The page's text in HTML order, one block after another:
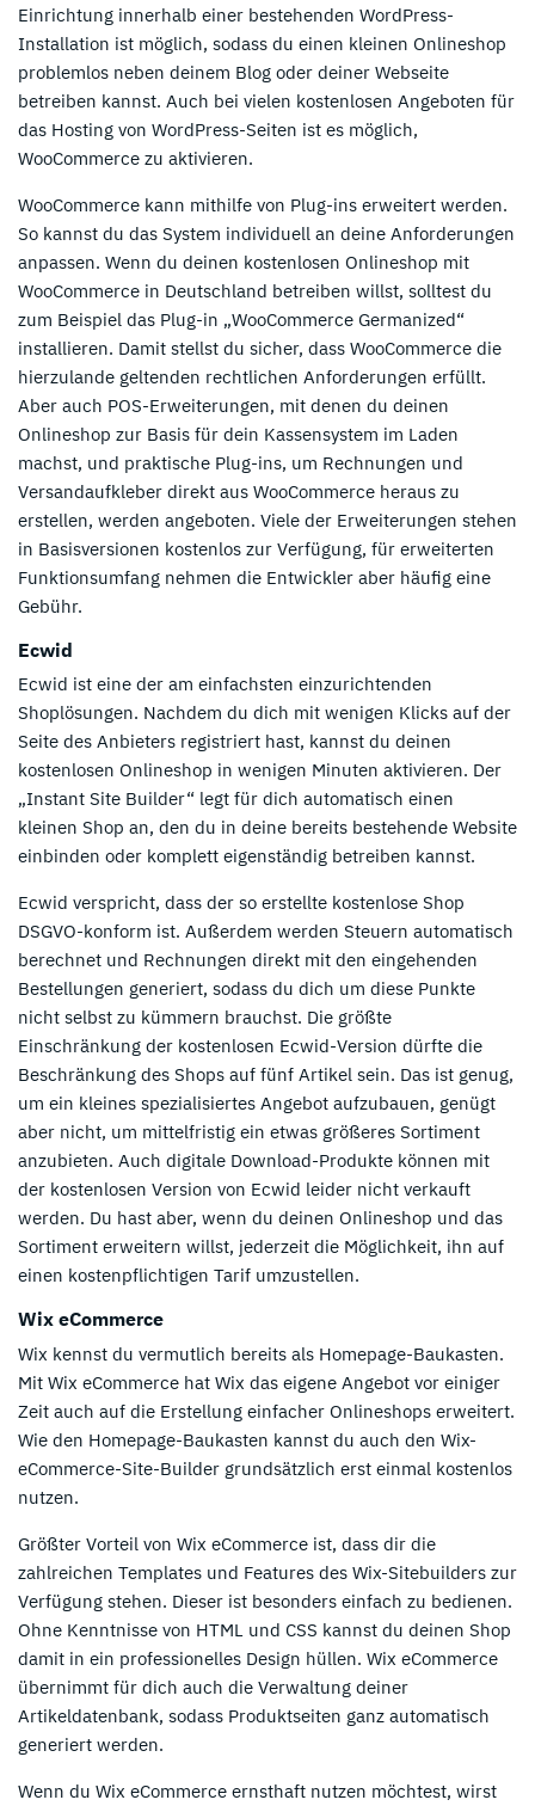
Einrichtung innerhalb einer bestehenden WordPress-
Installation ist möglich, sodass du einen kleinen Onlineshop
problemlos neben deinem Blog oder deiner Webseite
betreiben kannst. Auch bei vielen kostenlosen Angeboten für
das Hosting von WordPress-Seiten ist es möglich,
WooCommerce zu aktivieren.
WooCommerce kann mithilfe von Plug-ins erweitert werden.
So kannst du das System individuell an deine Anforderungen
anpassen. Wenn du deinen kostenlosen Onlineshop mit
WooCommerce in Deutschland betreiben willst, solltest du
zum Beispiel das Plug-in „WooCommerce Germanized“
installieren. Damit stellst du sicher, dass WooCommerce die
hierzulande geltenden rechtlichen Anforderungen erfüllt.
Aber auch POS-Erweiterungen, mit denen du deinen
Onlineshop zur Basis für dein Kassensystem im Laden
machst, und praktische Plug-ins, um Rechnungen und
Versandaufkleber direkt aus WooCommerce heraus zu
erstellen, werden angeboten. Viele der Erweiterungen stehen
in Basisversionen kostenlos zur Verfügung, für erweiterten
Funktionsumfang nehmen die Entwickler aber häufig eine
Gebühr.
Ecwid
Ecwid ist eine der am einfachsten einzurichtenden
Shoplösungen. Nachdem du dich mit wenigen Klicks auf der
Seite des Anbieters registriert hast, kannst du deinen
kostenlosen Onlineshop in wenigen Minuten aktivieren. Der
„Instant Site Builder“ legt für dich automatisch einen
kleinen Shop an, den du in deine bereits bestehende Website
einbinden oder komplett eigenständig betreiben kannst.
Ecwid verspricht, dass der so erstellte kostenlose Shop
DSGVO-konform ist. Außerdem werden Steuern automatisch
berechnet und Rechnungen direkt mit den eingehenden
Bestellungen generiert, sodass du dich um diese Punkte
nicht selbst zu kümmern brauchst. Die größte
Einschränkung der kostenlosen Ecwid-Version dürfte die
Beschränkung des Shops auf fünf Artikel sein. Das ist genug,
um ein kleines spezialisiertes Angebot aufzubauen, genügt
aber nicht, um mittelfristig ein etwas größeres Sortiment
anzubieten. Auch digitale Download-Produkte können mit
der kostenlosen Version von Ecwid leider nicht verkauft
werden. Du hast aber, wenn du deinen Onlineshop und das
Sortiment erweitern willst, jederzeit die Möglichkeit, ihn auf
einen kostenpflichtigen Tarif umzustellen.
Wix eCommerce
Wix kennst du vermutlich bereits als Homepage-Baukasten.
Mit Wix eCommerce hat Wix das eigene Angebot vor einiger
Zeit auch auf die Erstellung einfacher Onlineshops erweitert.
Wie den Homepage-Baukasten kannst du auch den Wix-
eCommerce-Site-Builder grundsätzlich erst einmal kostenlos
nutzen.
Größter Vorteil von Wix eCommerce ist, dass dir die
zahlreichen Templates und Features des Wix-Sitebuilders zur
Verfügung stehen. Dieser ist besonders einfach zu bedienen.
Ohne Kenntnisse von HTML und CSS kannst du deinen Shop
damit in ein professionelles Design hüllen. Wix eCommerce
übernimmt für dich auch die Verwaltung deiner
Artikeldatenbank, sodass Produktseiten ganz automatisch
generiert werden.
Wenn du Wix eCommerce ernsthaft nutzen möchtest, wirst